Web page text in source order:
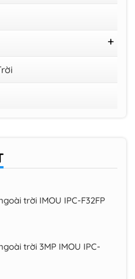
nhà EZVIZ H6C 3K
quay quét 360 độ